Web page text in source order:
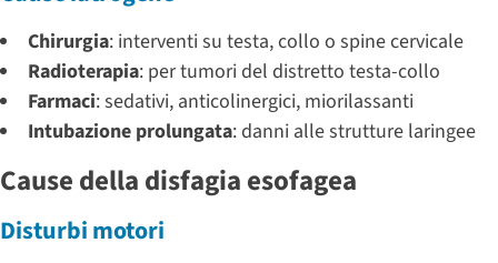
Chirurgia: interventi su testa, collo o spine cervicale
Radioterapia: per tumori del distretto testa-collo
Farmaci: sedativi, anticolinergici, miorilassanti
Intubazione prolungata: danni alle strutture laringee
Cause della disfagia esofagea
Disturbi motori